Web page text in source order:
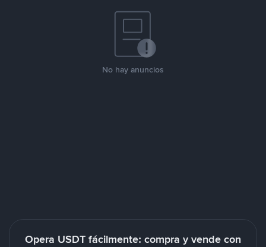
No hay anuncios
Opera USDT fácilmente: compra y vende con